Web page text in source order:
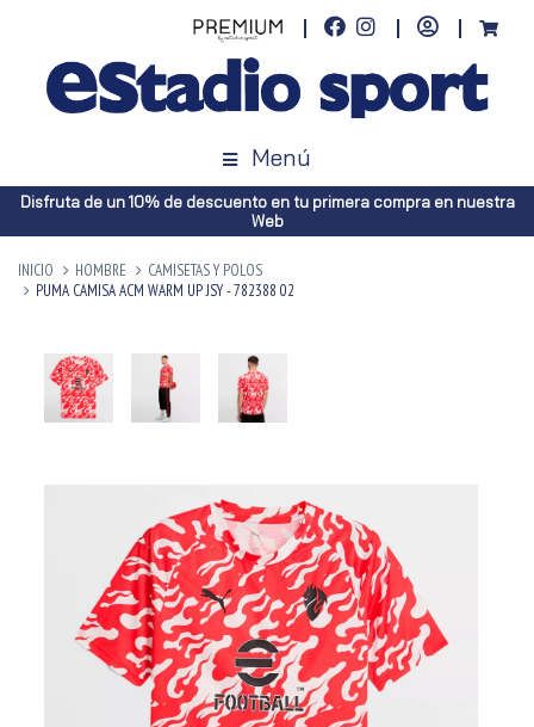
Menú
Disfruta de un 10% de descuento en tu primera compra en nuestra
Web
INICIO HOMBRE
CAMISETAS Y POLOS
PUMA CAMISA ACM WARM UP JSY - 782388 02